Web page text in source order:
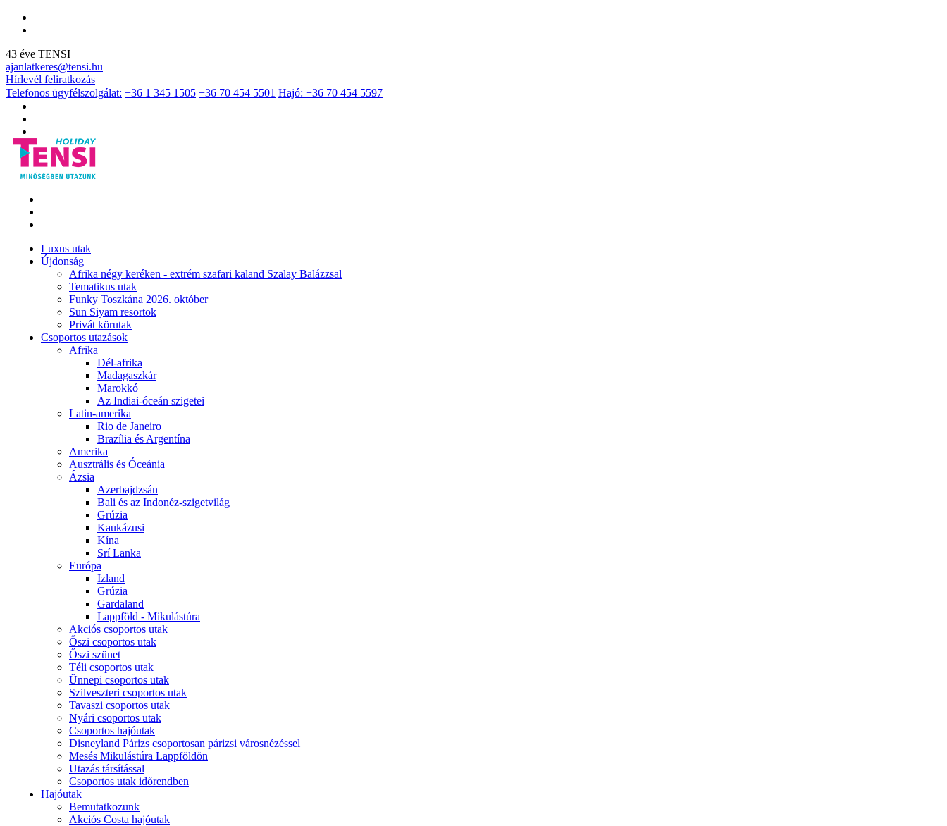
43 éve TENSI
ajanlatkeres@tensi.hu
Hírlevél feliratkozás
Telefonos ügyfélszolgálat: +36 1 345 1505 +36 70 454 5501 Hajó: +36 70 454 5597
Luxus utak
Újdonság
Afrika négy keréken - extrém szafari kaland Szalay Balázzsal
Tematikus utak
Funky Toszkána 2026. október
Sun Siyam resortok
Privát körutak
Csoportos utazások
Afrika
Dél-afrika
Madagaszkár
Marokkó
Az Indiai-óceán szigetei
Latin-amerika
Rio de Janeiro
Brazília és Argentína
Amerika
Ausztrális és Óceánia
Ázsia
Azerbajdzsán
Bali és az Indonéz-szigetvilág
Grúzia
Kaukázusi
Kína
Srí Lanka
Európa
Izland
Grúzia
Gardaland
Lappföld - Mikulástúra
Akciós csoportos utak
Őszi csoportos utak
Őszi szünet
Téli csoportos utak
Ünnepi csoportos utak
Szilveszteri csoportos utak
Tavaszi csoportos utak
Nyári csoportos utak
Csoportos hajóutak
Disneyland Párizs csoportosan párizsi városnézéssel
Mesés Mikulástúra Lappföldön
Utazás társítással
Csoportos utak időrendben
Hajóutak
Bemutatkozunk
Akciós Costa hajóutak